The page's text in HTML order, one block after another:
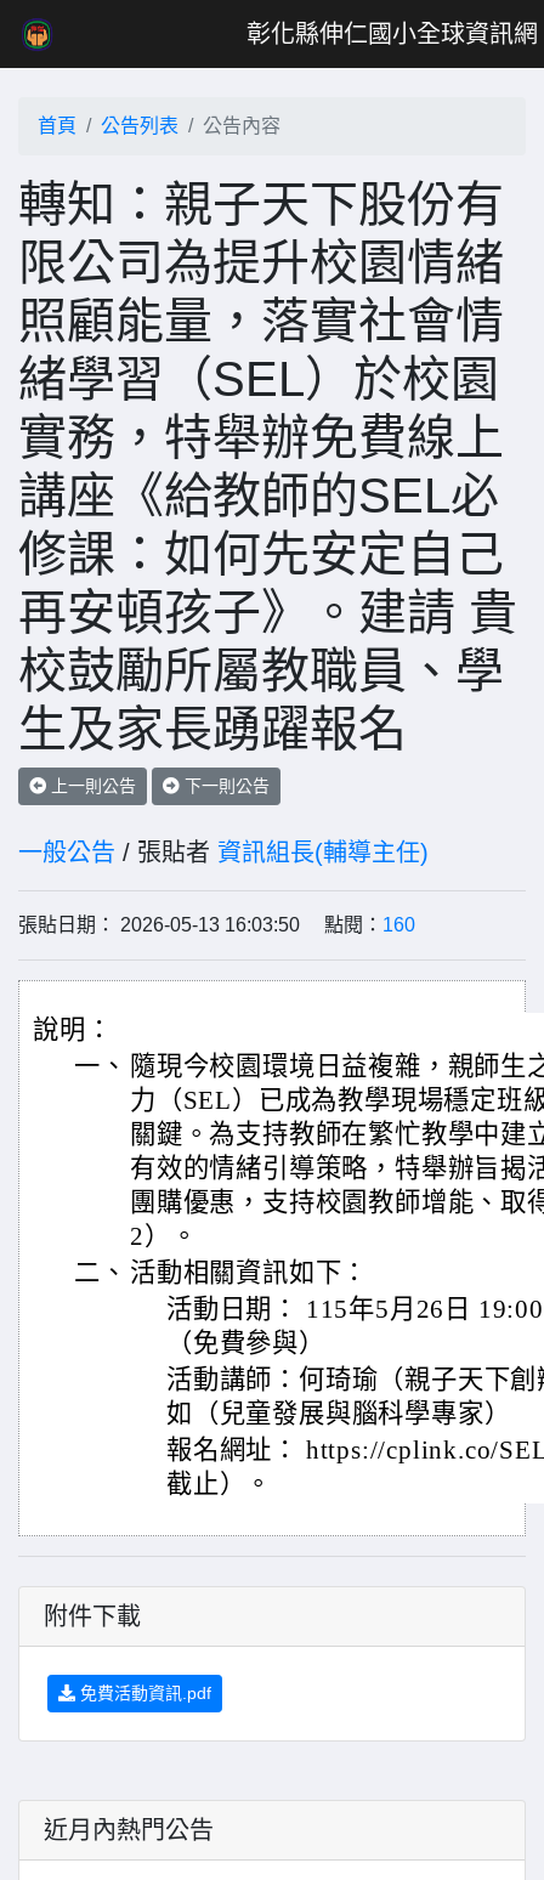
彰化縣伸仁國小全球資訊網
首頁 公告列表 公告內容
轉知：親子天下股份有
限公司為提升校園情緒
照顧能量，落實社會情
緒學習（SEL）於校園
實務，特舉辦免費線上
講座《給教師的SEL必
修課：如何先安定自己
再安頓孩子》。建請 貴
校鼓勵所屬教職員、學
生及家長踴躍報名
上一則公告 下一則公告
一般公告 / 張貼者 資訊組長(輔導主任)
張貼日期： 2026-05-13 16:03:50 點閱： 160
說明：
一、 隨現今校園環境日益複雜，親師生
力（SEL）已成為教學現場穩定班
關鍵。為支持教師在繁忙教學中建
有效的情緒引導策略，特舉辦旨揭
團購優惠，支持校園教師增能、取
2）。
二、 活動相關資訊如下：
活動日期： 115年5月26日
（免費參與）
活動講師：何琦瑜（親子天下
如（兒童發展與腦科學專家）
報名網址： https://cplink.co/
截止）。
附件下載
免費活動資訊.pdf
近月內熱門公告